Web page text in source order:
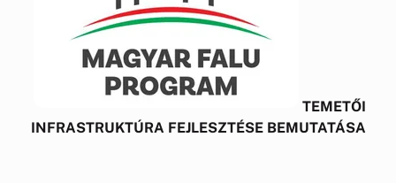
TEMETŐI
INFRASTRUKTÚRA FEJLESZTÉSE BEMUTATÁSA